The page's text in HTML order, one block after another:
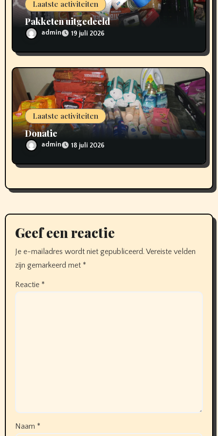
Laatste activiteiten
Pakketen uitgedeeld
admin 19 juli 2026
Laatste activiteiten
Donatie
admin 18 juli 2026
Geef een reactie
Je e-mailadres wordt niet gepubliceerd. Vereiste velden
zijn gemarkeerd met *
Reactie *
Naam *